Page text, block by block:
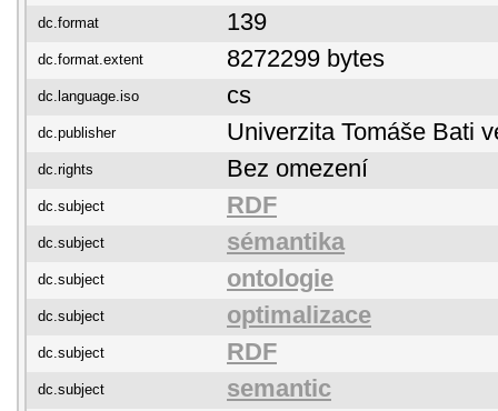
dc.format 139
dc.format.extent 8272299 bytes
dc.language.iso cs
dc.publisher Univerzita Tomáše Bati
dc.rights Bez omezení
dc.subject RDF
dc.subject sémantika
dc.subject ontologie
dc.subject optimalizace
dc.subject RDF
dc.subject semantic